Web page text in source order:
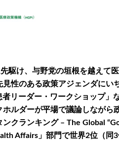
駆け、与野党の垣根を越えて
性のある政策アジェンダに
リーダー・ワークショップ
ルダーが平場で議論しなが
クランキング – The Global
Affairs」部門で世界2位（同